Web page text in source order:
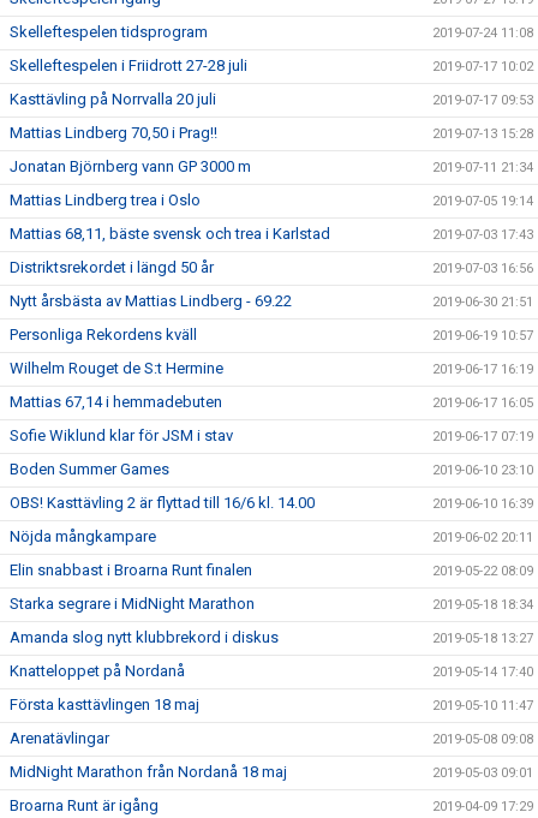
Skelleftespelen tidsprogram 2019-07-24 11:08
Skelleftespelen i Friidrott 27-28 juli 2019-07-17 10:02
Kasttävling på Norrvalla 20 juli 2019-07-17 09:53
Mattias Lindberg 70,50 i Prag!! 2019-07-13 15:28
Jonatan Björnberg vann GP 3000 m 2019-07-11 21:34
Mattias Lindberg trea i Oslo 2019-07-05 19:14
Mattias 68,11, bäste svensk och trea i Karlstad 2019-07-03 17:43
Distriktsrekordet i längd 50 år 2019-07-03 16:56
Nytt årsbästa av Mattias Lindberg - 69.22 2019-06-30 21:51
Personliga Rekordens kväll 2019-06-19 10:57
Wilhelm Rouget de S:t Hermine 2019-06-17 16:19
Mattias 67,14 i hemmadebuten 2019-06-17 16:05
Sofie Wiklund klar för JSM i stav 2019-06-17 07:19
Boden Summer Games 2019-06-10 23:10
OBS! Kasttävling 2 är flyttad till 16/6 kl. 14.00 2019-06-10 16:39
Nöjda mångkampare 2019-06-02 20:11
Elin snabbast i Broarna Runt finalen 2019-05-22 08:09
Starka segrare i MidNight Marathon 2019-05-18 18:34
Amanda slog nytt klubbrekord i diskus 2019-05-18 13:27
Knatteloppet på Nordanå 2019-05-14 17:40
Första kasttävlingen 18 maj 2019-05-10 11:47
Arenatävlingar 2019-05-08 09:08
MidNight Marathon från Nordanå 18 maj 2019-05-03 09:01
Broarna Runt är igång 2019-04-09 17:29